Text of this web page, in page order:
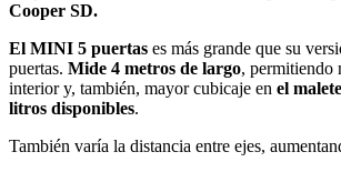
Cooper SD.
El MINI 5 puertas es más grande que su
puertas. Mide 4 metros de largo, permitiendo
interior y, también, mayor cubicaje en el
litros disponibles.
También varía la distancia entre ejes,